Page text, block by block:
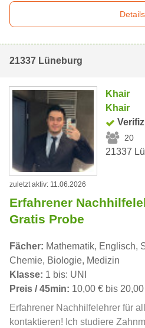
Details
21337 Lüneburg
Khair
Khair
20
21337
zuletzt aktiv: 11.06.2026
Erfahrener
Gratis Probe
Fächer: Mathematik, Englisch,
Chemie, Biologie, Medizin
Klasse: 1 bis: UNI
Preis / 45min: 10,00 € bis
Erfahrener Nachhilfelehrer für
kontaktieren! Ich studiere